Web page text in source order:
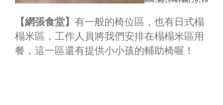
【網張食堂】 有一般的椅位區，也有日式榻
榻米區，工作人員將我們安排在榻榻米區用
餐，這一區還有提供小小孩的輔助椅喔！